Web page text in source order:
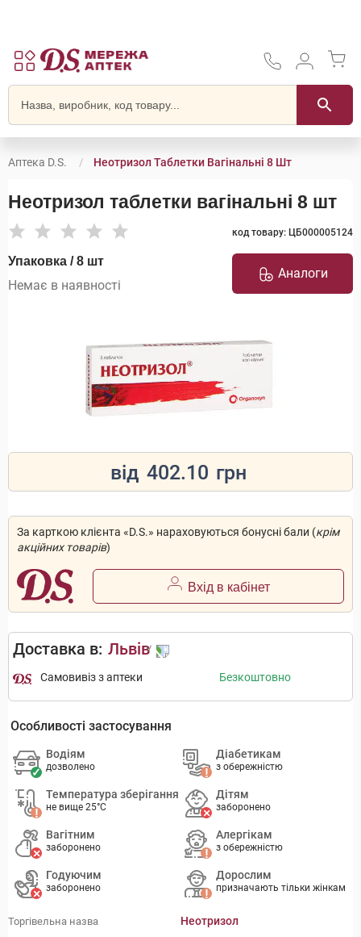
Аптека D.S. Неотризол Таблетки Вагінальні 8 Шт
Неотризол таблетки вагінальні 8 шт
код товару: ЦБ000005124
Упаковка / 8 шт
Немає в наявності
Аналоги
від 402.10 грн
За карткою клієнта «D.S.» нараховуються бонусні бали (крім
акційних товарів)
Вхід в кабінет
Доставка в: Львів
Самовивіз з аптеки Безкоштовно
Особливості застосування
Водіям
дозволено
Діабетикам
з обережністю
Температура зберігання
не вище 25°C
Дітям
заборонено
Вагітним
заборонено
Алергікам
з обережністю
Годуючим
заборонено
Дорослим
призначають тільки жінкам
Торгівельна назва Неотризол